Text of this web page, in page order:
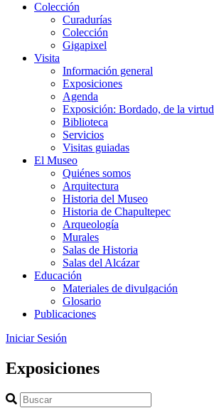
Colección
Curadurías
Colección
Gigapixel
Visita
Información general
Exposiciones
Agenda
Exposición: Bordado, de la virtud
Biblioteca
Servicios
Visitas guiadas
El Museo
Quiénes somos
Arquitectura
Historia del Museo
Historia de Chapultepec
Arqueología
Murales
Salas de Historia
Salas del Alcázar
Educación
Materiales de divulgación
Glosario
Publicaciones
Iniciar Sesión
Exposiciones